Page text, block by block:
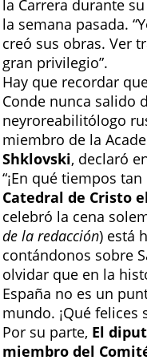
la Carrera durante
la semana pasada.
creó sus obras. Ver
gran privilegio”.
Hay que recordar
Conde nunca salido
neyroreabilitólogo
miembro de la
Shklovski, declaró
“¡En qué tiempos
Catedral de Cristo
celebró la cena
de la redacción) está
contándonos sobre
olvidar que en la
España no es un
mundo. ¡Qué felices
Por su parte, El
miembro del